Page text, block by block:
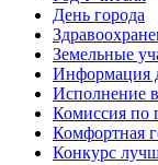
День города
Земельные
Информация
Исполнение
Комиссия по
Комфортная
Конкурс